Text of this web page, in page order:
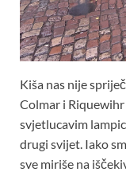
Kiša nas nije
Colmar i
svjetlucavim
drugi svijet. Iako
sve miriše na